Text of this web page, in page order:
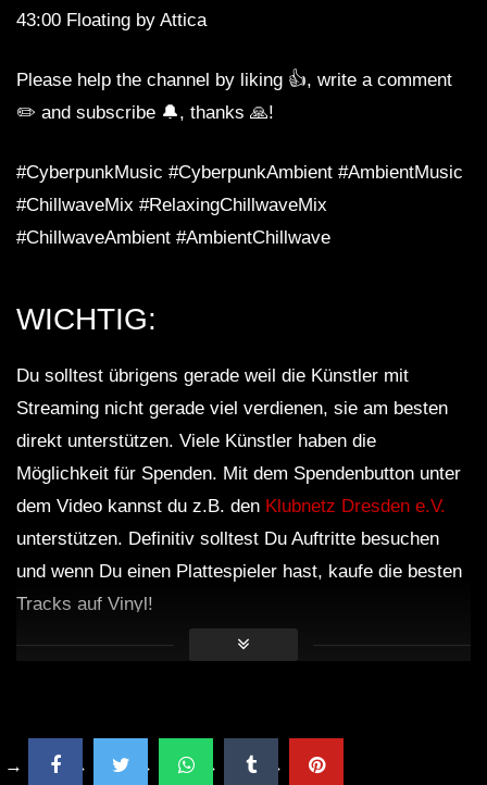
43:00 Floating by Attica
Please help the channel by liking 👍, write a comment
✏️ and subscribe 🔔, thanks 🙏!
#CyberpunkMusic #CyberpunkAmbient #AmbientMusic
#ChillwaveMix #RelaxingChillwaveMix
#ChillwaveAmbient #AmbientChillwave
WICHTIG:
Du solltest übrigens gerade weil die Künstler mit
Streaming nicht gerade viel verdienen, sie am besten
direkt unterstützen. Viele Künstler haben die
Möglichkeit für Spenden. Mit dem Spendenbutton unter
dem Video kannst du z.B. den Klubnetz Dresden e.V.
unterstützen. Definitiv solltest Du Auftritte besuchen
und wenn Du einen Plattespieler hast, kaufe die besten
Tracks auf Vinyl!